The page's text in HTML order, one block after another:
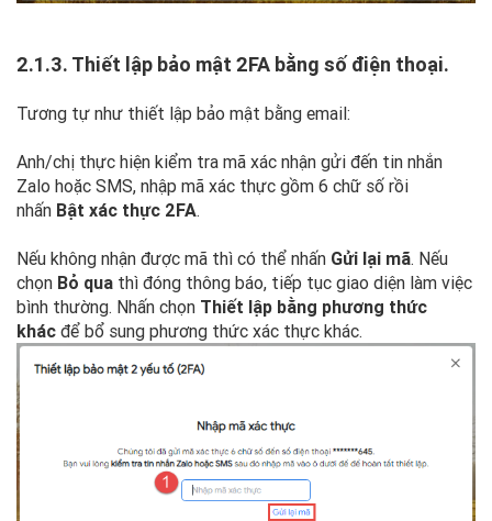
2.1.3. Thiết lập bảo mật 2FA bằng số điện thoại.
Tương tự như thiết lập bảo mật bằng email:
Anh/chị thực hiện kiểm tra mã xác nhận gửi đến tin nhắn
Zalo hoặc SMS, nhập mã xác thực gồm 6 chữ số rồi
nhấn Bật xác thực 2FA.
Nếu không nhận được mã thì có thể nhấn Gửi lại mã. Nếu
chọn Bỏ qua thì đóng thông báo, tiếp tục giao diện làm việc
bình thường. Nhấn chọn Thiết lập bằng phương thức
khác để bổ sung phương thức xác thực khác.